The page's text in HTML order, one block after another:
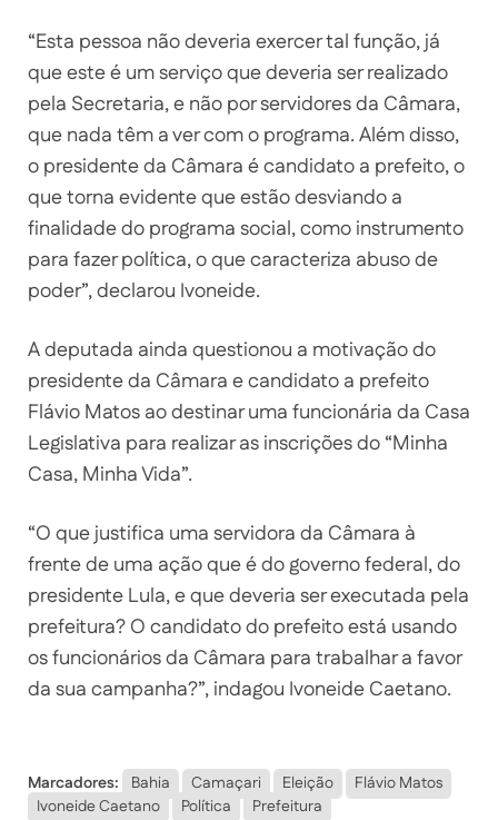
“Esta pessoa não deveria exercer tal função, já
que este é um serviço que deveria ser realizado
pela Secretaria, e não por servidores da Câmara,
que nada têm a ver com o programa. Além disso,
o presidente da Câmara é candidato a prefeito, o
que torna evidente que estão desviando a
finalidade do programa social, como instrumento
para fazer política, o que caracteriza abuso de
poder”, declarou Ivoneide.
A deputada ainda questionou a motivação do
presidente da Câmara e candidato a prefeito
Flávio Matos ao destinar uma funcionária da Casa
Legislativa para realizar as inscrições do “Minha
Casa, Minha Vida”.
“O que justifica uma servidora da Câmara à
frente de uma ação que é do governo federal, do
presidente Lula, e que deveria ser executada pela
prefeitura? O candidato do prefeito está usando
os funcionários da Câmara para trabalhar a favor
da sua campanha?”, indagou Ivoneide Caetano.
Marcadores: Bahia Camaçari Eleição
Flávio Matos
Ivoneide Caetano
Política Prefeitura